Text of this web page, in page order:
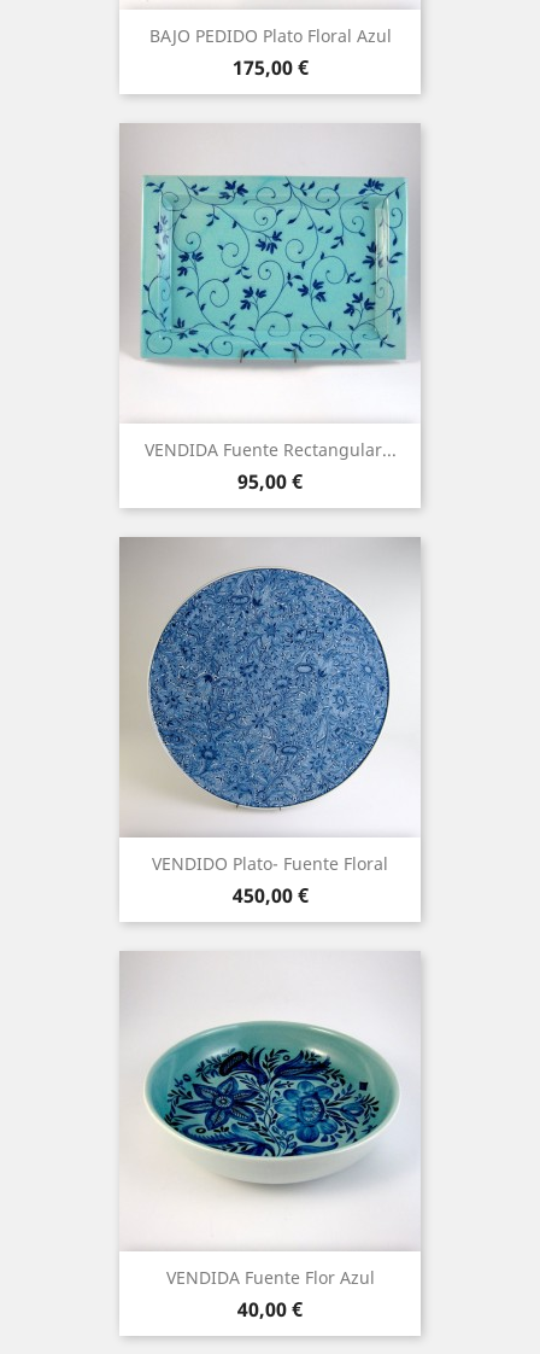
BAJO PEDIDO Plato Floral Azul
Precio
175,00 €
VENDIDA Fuente Rectangular...
Precio
95,00 €
VENDIDO Plato- Fuente Floral
Precio
450,00 €
VENDIDA Fuente Flor Azul
Precio
40,00 €